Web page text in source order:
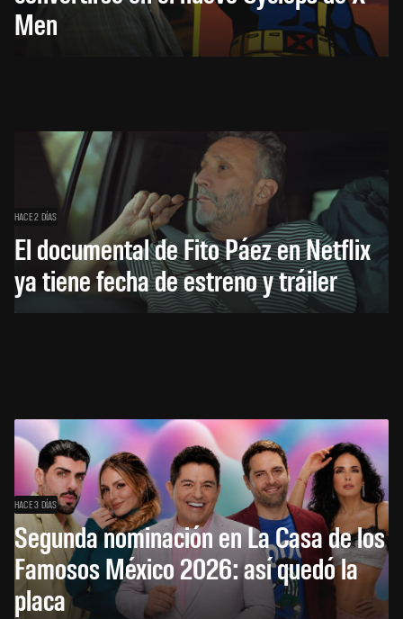
Men
HACE 2 DÍAS
El documental de Fito Páez en Netflix
ya tiene fecha de estreno y tráiler
HACE 3 DÍAS
Segunda nominación en La Casa de los
Famosos México 2026: así quedó la
placa